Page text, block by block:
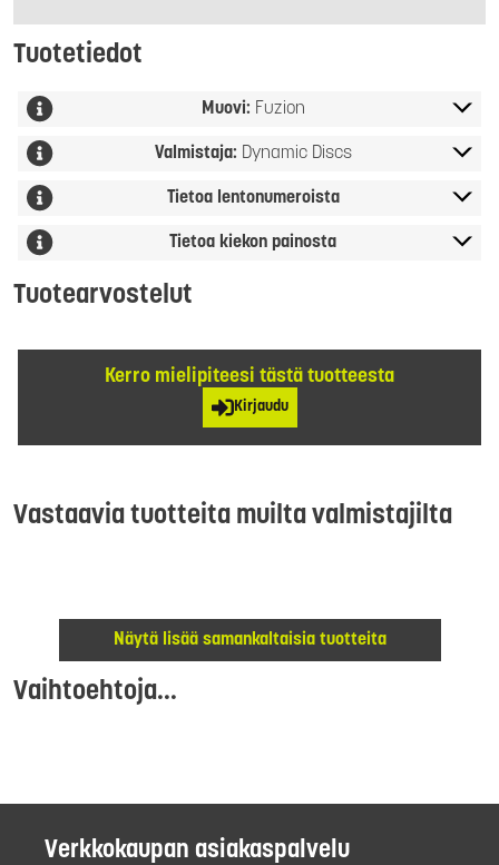
Tuotetiedot
Muovi: Fuzion
Valmistaja: Dynamic Discs
Tietoa lentonumeroista
Tietoa kiekon painosta
Tuotearvostelut
Kerro mielipiteesi tästä tuotteesta
Kirjaudu
Vastaavia tuotteita muilta valmistajilta
Näytä lisää samankaltaisia tuotteita
Vaihtoehtoja...
Verkkokaupan asiakaspalvelu